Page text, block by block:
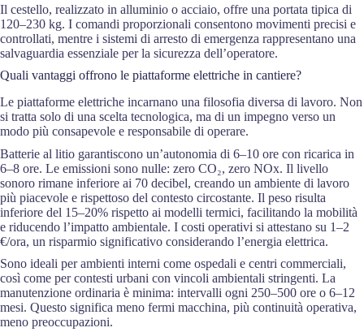
Il cestello, realizzato in alluminio o acciaio, offre una portata tipica di
120–230 kg. I comandi proporzionali consentono movimenti precisi e
controllati, mentre i sistemi di arresto di emergenza rappresentano una
salvaguardia essenziale per la sicurezza dell’operatore.
Quali vantaggi offrono le piattaforme elettriche in cantiere?
Le piattaforme elettriche incarnano una filosofia diversa di lavoro. Non
si tratta solo di una scelta tecnologica, ma di un impegno verso un
modo più consapevole e responsabile di operare.
Batterie al litio garantiscono un’autonomia di 6–10 ore con ricarica in
6–8 ore. Le emissioni sono nulle: zero CO₂, zero NOx. Il livello
sonoro rimane inferiore ai 70 decibel, creando un ambiente di lavoro
più piacevole e rispettoso del contesto circostante. Il peso risulta
inferiore del 15–20% rispetto ai modelli termici, facilitando la mobilità
e riducendo l’impatto ambientale. I costi operativi si attestano su 1–2
€/ora, un risparmio significativo considerando l’energia elettrica.
Sono ideali per ambienti interni come ospedali e centri commerciali,
così come per contesti urbani con vincoli ambientali stringenti. La
manutenzione ordinaria è minima: intervalli ogni 250–500 ore o 6–12
mesi. Questo significa meno fermi macchina, più continuità operativa,
meno preoccupazioni.